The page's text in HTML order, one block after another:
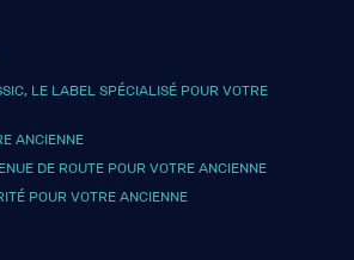
LE LABEL SPÉCIALISÉ POUR VOTRE
ANCIENNE
DE ROUTE POUR VOTRE ANCIENNE
POUR VOTRE ANCIENNE